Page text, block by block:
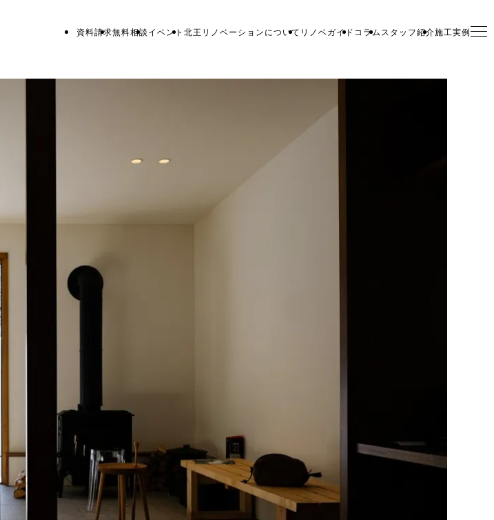
資料請求無料相談 イベント 北王リノベーションについて リノベガイド コラム スタッフ紹介施工実例